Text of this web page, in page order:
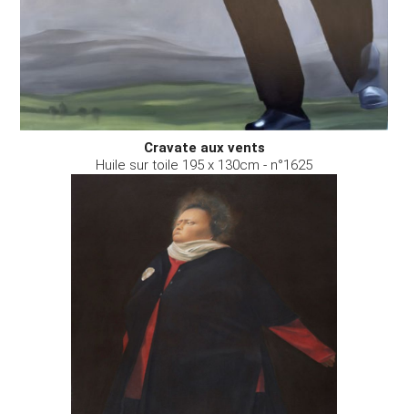
Cravate aux vents
Huile sur toile 195 x 130cm - n°1625